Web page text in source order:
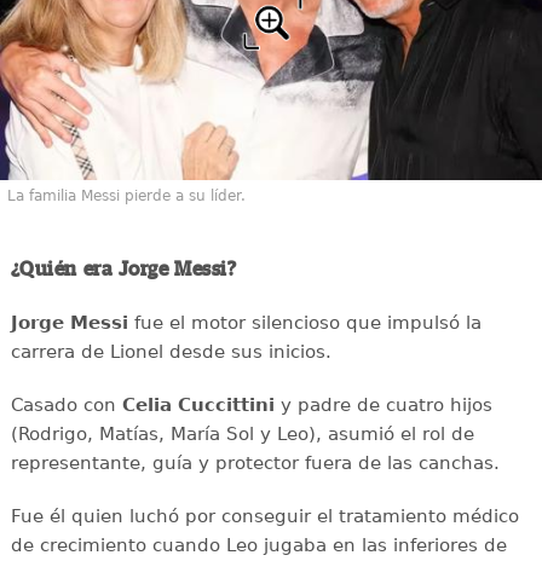
La familia Messi pierde a su líder.
¿Quién era Jorge Messi?
Jorge Messi fue el motor silencioso que impulsó la
carrera de Lionel desde sus inicios.
Casado con Celia Cuccittini y padre de cuatro hijos
(Rodrigo, Matías, María Sol y Leo), asumió el rol de
representante, guía y protector fuera de las canchas.
Fue él quien luchó por conseguir el tratamiento médico
de crecimiento cuando Leo jugaba en las inferiores de